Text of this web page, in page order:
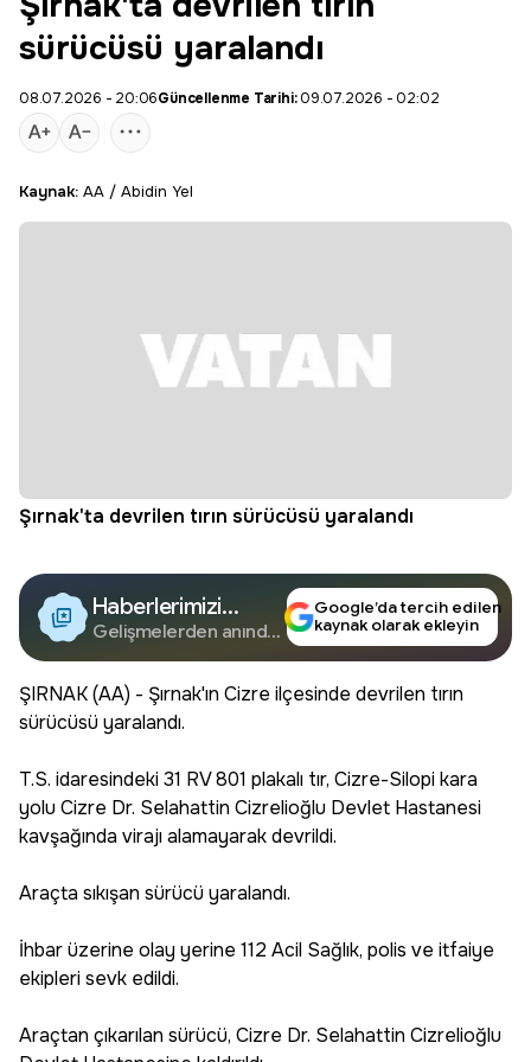
sürücüsü yaralandı
08.07.2026 - 20:06Güncellenme Tarihi:09.07.2026 - 02:02
Kaynak: AA / Abidin Yel
Şırnak'ta devrilen tırın sürücüsü yaralandı
Haberlerimizi
Google'da Takip
Edin
Gelişmelerden anında
Google’da tercih edilen
kaynak olarak ekleyin
ŞIRNAK (AA) - Şırnak'ın Cizre ilçesinde devrilen tırın
sürücüsü yaralandı.
T.S. idaresindeki 31 RV 801 plakalı tır, Cizre-Silopi kara
yolu Cizre Dr. Selahattin Cizrelioğlu Devlet Hastanesi
kavşağında virajı alamayarak devrildi.
Araçta sıkışan sürücü yaralandı.
İhbar üzerine olay yerine 112 Acil Sağlık, polis ve itfaiye
ekipleri sevk edildi.
Araçtan çıkarılan sürücü, Cizre Dr. Selahattin Cizrelioğlu